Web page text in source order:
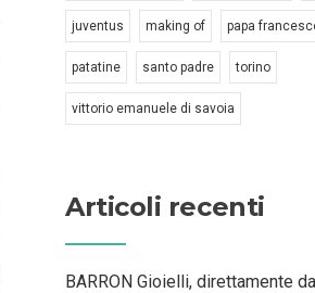
juventus making of papa
patatine santo padre torino
vittorio emanuele di savoia
Articoli recenti
BARRON Gioielli, direttamente